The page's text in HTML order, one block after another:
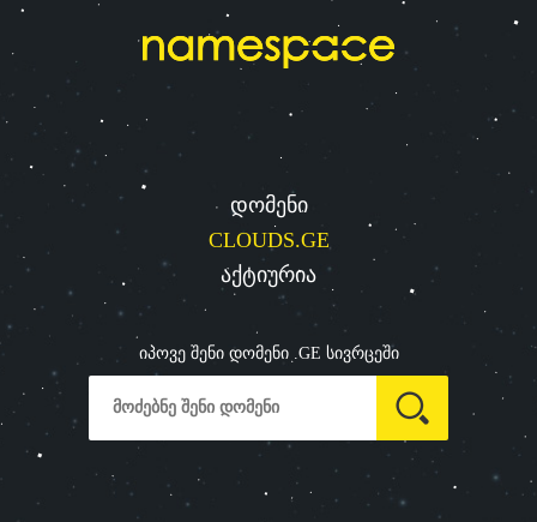
დომენი
CLOUDS.GE
აქტიურია
იპოვე შენი დომენი .GE სივრცეში